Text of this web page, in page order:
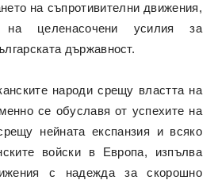
на съпротивителни движения,
целенасочени усилия за
държавност.
народи срещу властта на
се обуславя от успехите на
нейната експанзия и всяко
войски в Европа, изпълва
с надежда за скорошно